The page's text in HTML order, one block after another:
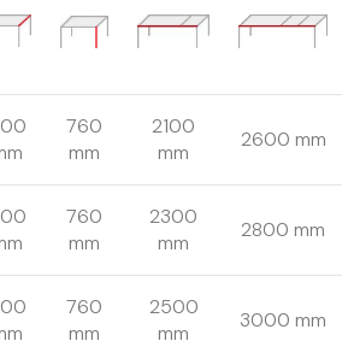
760
mm
2100
mm
2600 mm
760
mm
2300
mm
2800 mm
760
mm
2500
mm
3000 mm